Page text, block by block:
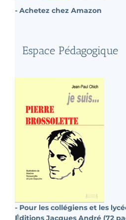
- Achetez chez Amazon
Espace Pédagogique
- Pour les collégiens et les
Éditions Jacques André (72